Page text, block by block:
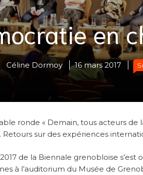
en
Céline Dormoy 16 mars 2017
ronde « Demain, tous acteurs de
. Retours sur des expériences
de la Biennale grenobloise
à l’auditorium du Musée de